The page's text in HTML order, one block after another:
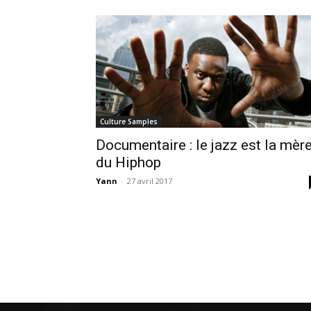
Culture Samples
Documentaire : le jazz est la
du Hiphop
Yann - 27 avril 2017